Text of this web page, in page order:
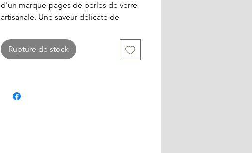
d'un marque-pages de perles de verre
artisanale. Une saveur délicate de
argentée.
Rupture de stock